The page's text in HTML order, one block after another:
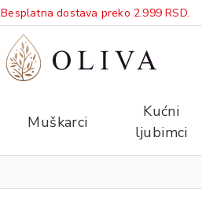
Besplatna dostava preko 2.999 RSD.
Muškarci
Kućni
ljubimci